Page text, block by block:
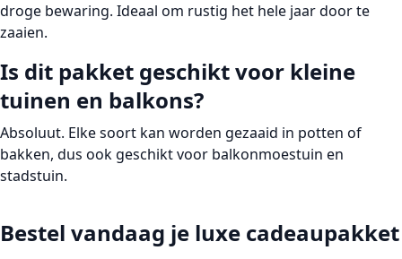
droge bewaring. Ideaal om rustig het hele jaar door te
zaaien.
Is dit pakket geschikt voor kleine
tuinen en balkons?
Absoluut. Elke soort kan worden gezaaid in potten of
bakken, dus ook geschikt voor balkonmoestuin en
stadstuin.
Bestel vandaag je luxe cadeaupakket